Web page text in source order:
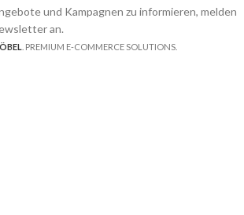
und Kampagnen zu informieren, melden
an.
. PREMIUM E-COMMERCE SOLUTIONS.